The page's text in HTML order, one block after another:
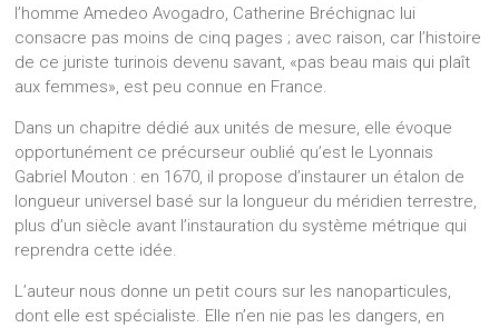
l’homme Amedeo Avogadro, Catherine Bréchignac lui
consacre pas moins de cinq pages ; avec raison, car l’histoire
de ce juriste turinois devenu savant, «pas beau mais qui plaît
aux femmes», est peu connue en France.
Dans un chapitre dédié aux unités de mesure, elle évoque
opportunément ce précurseur oublié qu’est le Lyonnais
Gabriel Mouton : en 1670, il propose d’instaurer un étalon de
longueur universel basé sur la longueur du méridien terrestre,
plus d’un siècle avant l’instauration du système métrique qui
reprendra cette idée.
L’auteur nous donne un petit cours sur les nanoparticules,
dont elle est spécialiste. Elle n’en nie pas les dangers, en